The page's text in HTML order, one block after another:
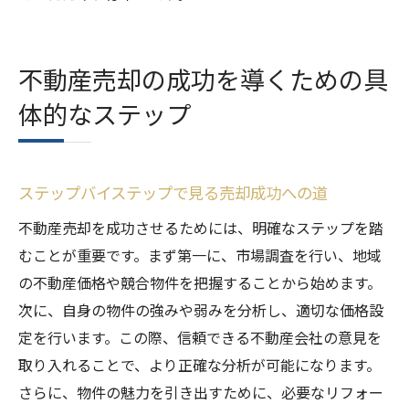
不動産売却の成功を導くための具
体的なステップ
ステップバイステップで見る売却成功への道
不動産売却を成功させるためには、明確なステップを踏
むことが重要です。まず第一に、市場調査を行い、地域
の不動産価格や競合物件を把握することから始めます。
次に、自身の物件の強みや弱みを分析し、適切な価格設
定を行います。この際、信頼できる不動産会社の意見を
取り入れることで、より正確な分析が可能になります。
さらに、物件の魅力を引き出すために、必要なリフォー